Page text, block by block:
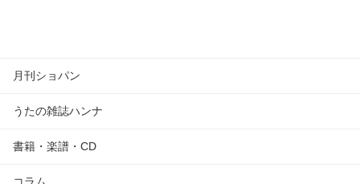
月刊ショパン
うたの雑誌ハンナ
書籍・楽譜・CD